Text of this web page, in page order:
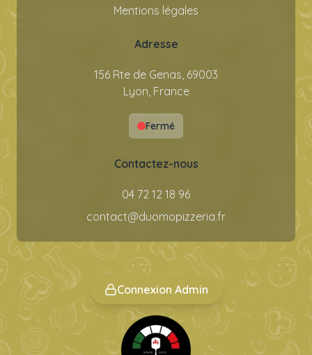
Mentions légales
Adresse
156 Rte de Genas, 69003
Lyon, France
Fermé
Contactez-nous
04 72 12 18 96
contact@duomopizzeria.fr
Connexion Admin